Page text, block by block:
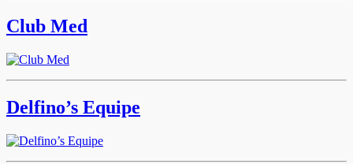
Club Med
Delfino’s Equipe